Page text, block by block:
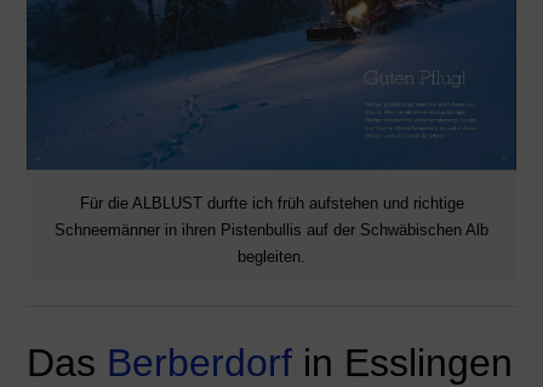
Für die ALBLUST durfte ich früh aufstehen und richtige
Schneemänner in ihren Pistenbullis auf der Schwäbischen Alb
begleiten.
Das Berberdorfin Esslingen